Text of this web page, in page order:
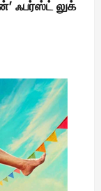
ஃபர்ஸ்ட் லுக்